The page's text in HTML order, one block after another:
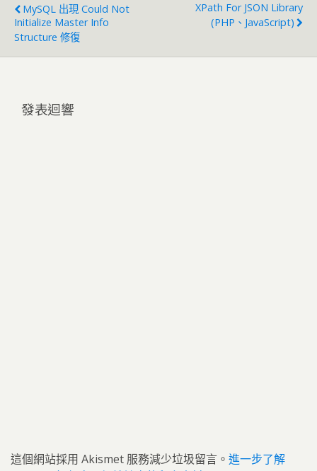
MySQL 出現 Could Not
Initialize Master Info
Structure 修復
XPath For JSON Library
(PHP、JavaScript)
發表迴響
這個網站採用 Akismet 服務減少垃圾留言。 進一步了解